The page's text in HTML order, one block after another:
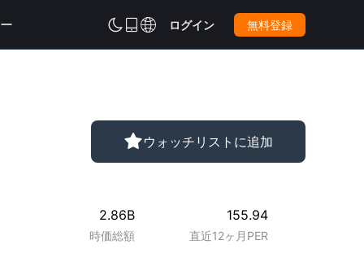
 ログイン 無料登録
ウォッチリストに追加
2.86B
時価総額
155.94
直近12ヶ月PER